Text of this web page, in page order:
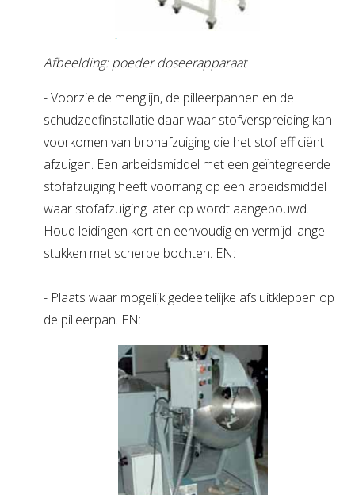
Afbeelding: poeder doseerapparaat
- Voorzie de menglijn, de pilleerpannen en de
schudzeefinstallatie daar waar stofverspreiding kan
voorkomen van bronafzuiging die het stof efficiënt
afzuigen. Een arbeidsmiddel met een geïntegreerde
stofafzuiging heeft voorrang op een arbeidsmiddel
waar stofafzuiging later op wordt aangebouwd.
Houd leidingen kort en eenvoudig en vermijd lange
stukken met scherpe bochten. EN:
- Plaats waar mogelijk gedeeltelijke afsluitkleppen op
de pilleerpan. EN: